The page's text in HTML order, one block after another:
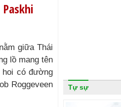
giữa Thái
lồ mang tên
hoi có đường
Roggeveen
Tự sự